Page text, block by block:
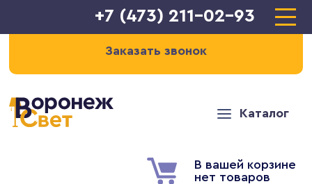
+7 (473) 211-02-93
Заказать звонок
Каталог
В вашей корзине
нет товаров